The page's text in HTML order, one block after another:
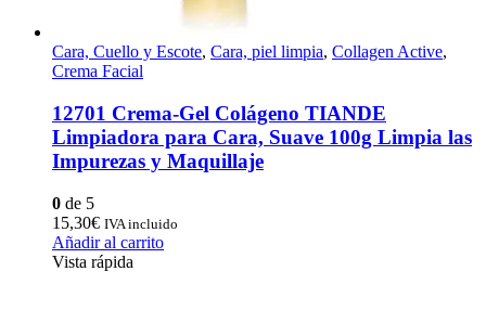
Cara, Cuello y Escote, Cara, piel limpia, Collagen Active,
Crema Facial
12701 Crema-Gel Colágeno TIANDE
Limpiadora para Cara, Suave 100g Limpia las
Impurezas y Maquillaje
0 de 5
15,30€ IVA incluido
Añadir al carrito
Vista rápida